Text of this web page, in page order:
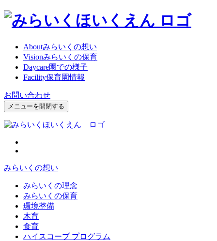
Aboutみらいくの想い
Visionみらいくの保育
Daycare園での様子
Facility保育園情報
お問い合わせ
メニューを開閉する
みらいくの想い
みらいくの理念
みらいくの保育
環境整備
木育
食育
ハイスコープ プログラム